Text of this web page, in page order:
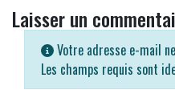
Laisser un
Votre adresse e-mail
Les champs requis sont